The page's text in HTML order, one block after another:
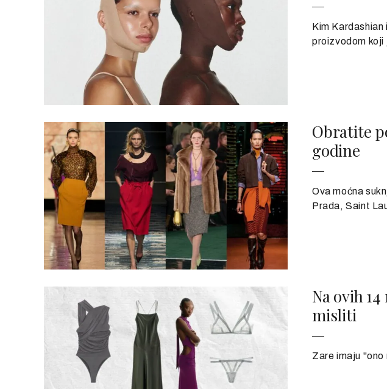
Kim
proizvodom koji
Obratite
godine
Ova moćna
Prada, Saint
Na ovih
misliti
Zare imaju